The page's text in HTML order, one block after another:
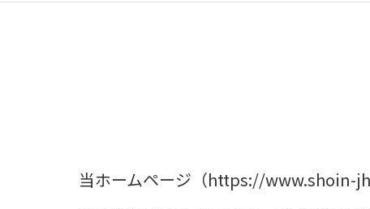
当ホームページ（https://www.shoin-